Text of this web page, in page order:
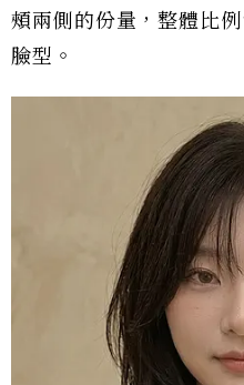
頰兩側的份量，整體比
臉型。